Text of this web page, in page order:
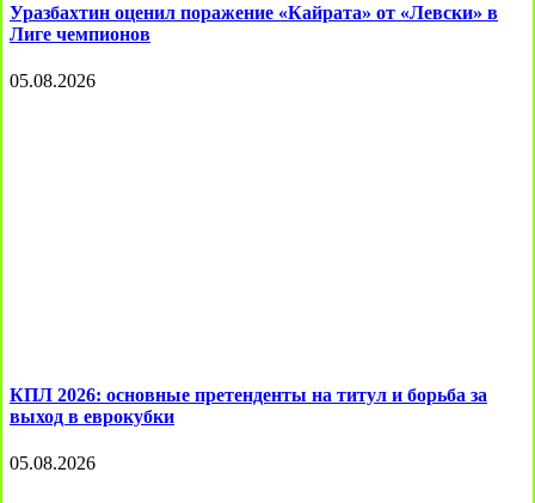
Уразбахтин оценил поражение «Кайрата» от «Левски» в
Лиге чемпионов
05.08.2026
КПЛ 2026: основные претенденты на титул и борьба за
выход в еврокубки
05.08.2026